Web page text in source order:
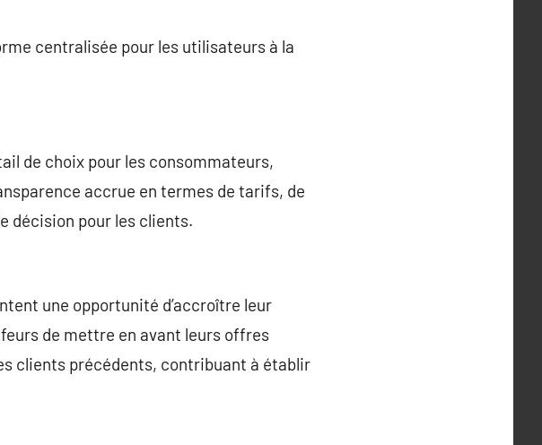
centralisée pour les utilisateurs à la
de choix pour les consommateurs,
accrue en termes de tarifs, de
décision pour les clients.
une opportunité d’accroître leur
de mettre en avant leurs offres
clients précédents, contribuant à établir